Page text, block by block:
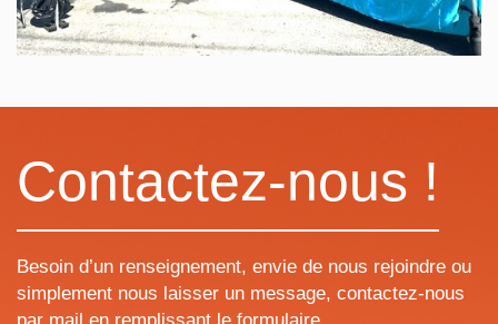
Contactez-nous !
Besoin d’un renseignement, envie de nous rejoindre ou
simplement nous laisser un message, contactez-nous
par mail en remplissant le formulaire.